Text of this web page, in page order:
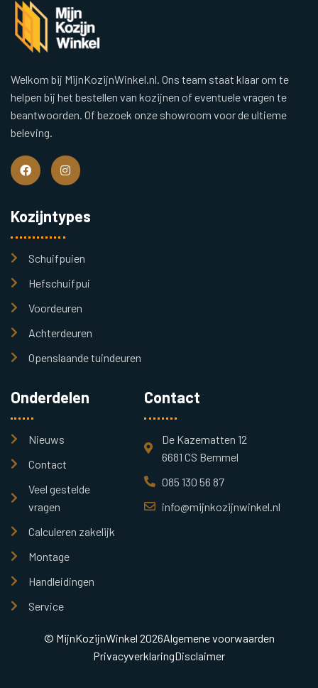
Welkom bij MijnKozijnWinkel.nl. Ons team staat klaar om te
helpen bij het bestellen van kozijnen of eventuele vragen te
beantwoorden. Of bezoek onze showroom voor de ultieme
beleving.
Kozijntypes
Schuifpuien
Hefschuifpui
Voordeuren
Achterdeuren
Openslaande tuindeuren
Onderdelen
Nieuws
Contact
Veel gestelde
vragen
Calculeren zakelijk
Montage
Handleidingen
Service
Contact
De Kazematten 12
6681 CS Bemmel
085 130 56 87
info@mijnkozijnwinkel.nl
© MijnKozijnWinkel 2026Algemene voorwaarden
PrivacyverklaringDisclaimer